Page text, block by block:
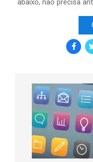
abaixo, não precisa